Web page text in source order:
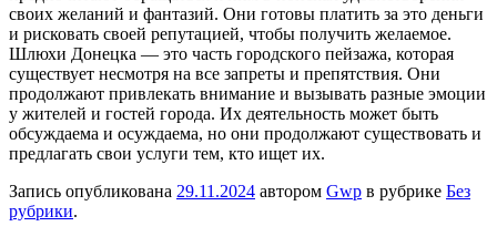
своих желаний и фантазий. Они готовы платить за это деньги
и рисковать своей репутацией, чтобы получить желаемое.
Шлюхи Донецка — это часть городского пейзажа, которая
существует несмотря на все запреты и препятствия. Они
продолжают привлекать внимание и вызывать разные эмоции
у жителей и гостей города. Их деятельность может быть
обсуждаема и осуждаема, но они продолжают существовать и
предлагать свои услуги тем, кто ищет их.
Запись опубликована 29.11.2024 автором Gwp в рубрике Без
рубрики.